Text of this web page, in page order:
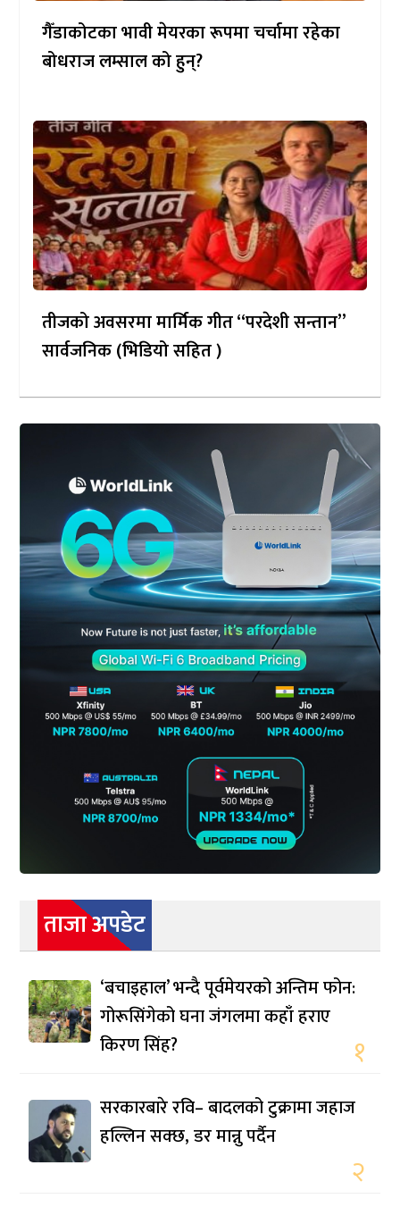
गैँडाकोटका भावी मेयरका रूपमा चर्चामा रहेका
बोधराज लम्साल को हुन्?
तीजको अवसरमा मार्मिक गीत “परदेशी सन्तान”
सार्वजनिक (भिडियो सहित )
ताजा अपडेट
‘बचाइहाल’ भन्दै पूर्वमेयरको अन्तिम फोन:
गोरूसिंगेको घना जंगलमा कहाँ हराए
किरण सिंह?
१
सरकारबारे रवि– बादलको टुक्रामा जहाज
हल्लिन सक्छ, डर मान्नु पर्दैन
२